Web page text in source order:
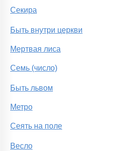
Секира
Быть внутри церкви
Мертвая лиса
Семь (число)
Быть львом
Метро
Сеять на поле
Весло